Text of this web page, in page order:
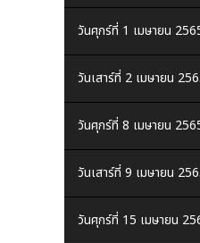
วันศุกร์ที่ 1 เมษายน
วันเสาร์ที่ 2 เมษายน
วันศุกร์ที่ 8 เมษายน
วันเสาร์ที่ 9 เมษายน
วันศุกร์ที่ 15 เมษายน